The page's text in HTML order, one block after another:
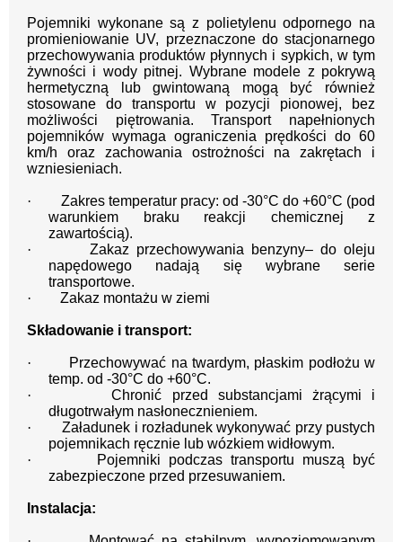
Pojemniki wykonane są z polietylenu odpornego na
promieniowanie UV, przeznaczone do stacjonarnego
przechowywania produktów płynnych i sypkich, w tym
żywności i wody pitnej. Wybrane modele z pokrywą
hermetyczną lub gwintowaną mogą być również
stosowane do transportu w pozycji pionowej, bez
możliwości piętrowania. Transport napełnionych
pojemników wymaga ograniczenia prędkości do 60
km/h oraz zachowania ostrożności na zakrętach i
wzniesieniach.
·
Zakres temperatur pracy: od -30°C do +60°C (pod
warunkiem braku reakcji chemicznej z
zawartością).
·
Zakaz przechowywania benzyny– do oleju
napędowego nadają się wybrane serie
transportowe.
·
Zakaz montażu w ziemi
Składowanie i transport:
·
Przechowywać na twardym, płaskim podłożu w
temp. od -30°C do +60°C.
·
Chronić przed substancjami żrącymi i
długotrwałym nasłonecznieniem.
·
Załadunek i rozładunek wykonywać przy pustych
pojemnikach ręcznie lub wózkiem widłowym.
·
Pojemniki podczas transportu muszą być
zabezpieczone przed przesuwaniem.
Instalacja: